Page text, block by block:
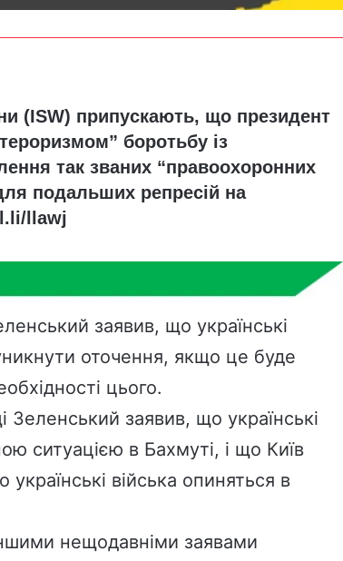
(ISW) припускають, що президент
боротьбу із
так званих “правоохоронних
подальших репресій на
llawj
заявив, що українські
оточення, якщо це буде
цього.
Зеленський заявив, що українські
ситуацією в Бахмуті, і що Київ
українські війська опиняться в
нещодавніми заявами